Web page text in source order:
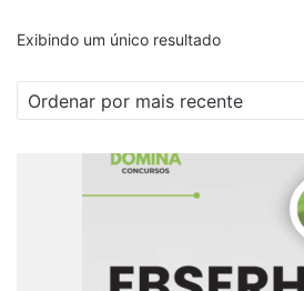
Exibindo um único resultado